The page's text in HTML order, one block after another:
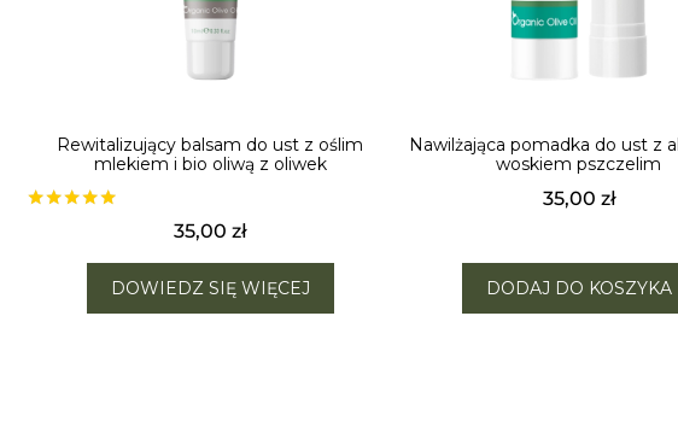
Rewitalizujący balsam do ust z oślim
mlekiem i bio oliwą z oliwek
na 5
35,00zł
DOWIEDZ SIĘ WIĘCEJ
Nawilżająca pomadka do ust z
woskiem pszczelim
35,00 zł
DODAJ DO KOSZYKA